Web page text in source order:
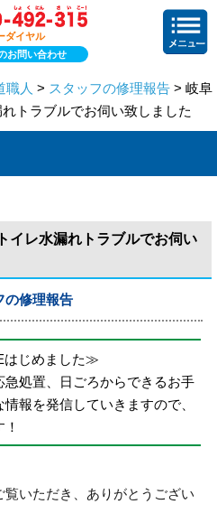
ダイヤル
お問い合わせ
職人 > スタッフの修理報告 > 岐阜
トラブルでお伺い致しました
イレ水漏れトラブルでお伺い
の修理報告
はじめました≫
処置、日ごろからできるお手
報を発信していきますので、
いただき、ありがとうござい